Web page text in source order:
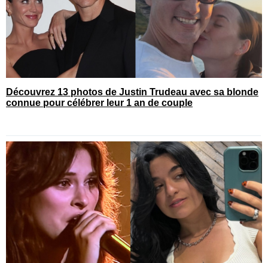
Découvrez 13 photos de Justin Trudeau avec sa blonde
connue pour célébrer leur 1 an de couple